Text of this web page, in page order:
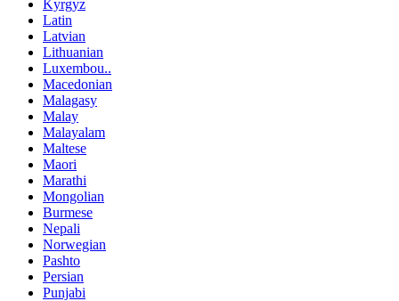
Kyrgyz
Latin
Latvian
Lithuanian
Luxembou..
Macedonian
Malagasy
Malay
Malayalam
Maltese
Maori
Marathi
Mongolian
Burmese
Nepali
Norwegian
Pashto
Persian
Punjabi